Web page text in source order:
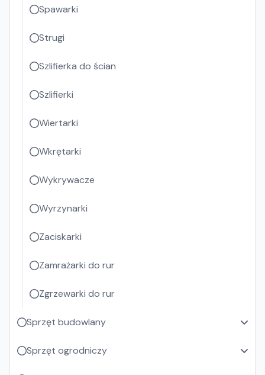
Spawarki
Strugi
Szlifierka do ścian
Szlifierki
Wiertarki
Wkrętarki
Wykrywacze
Wyrzynarki
Zaciskarki
Zamrażarki do rur
Zgrzewarki do rur
Sprzęt budowlany
Sprzęt ogrodniczy